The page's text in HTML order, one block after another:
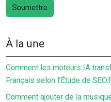
À la une
Comment les moteurs IA
Français selon l’Étude de
Comment ajouter de la